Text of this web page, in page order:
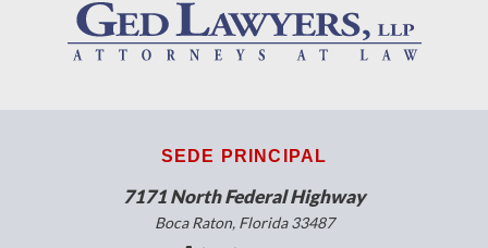
SEDE PRINCIPAL
7171 North Federal Highway
Boca Raton, Florida 33487